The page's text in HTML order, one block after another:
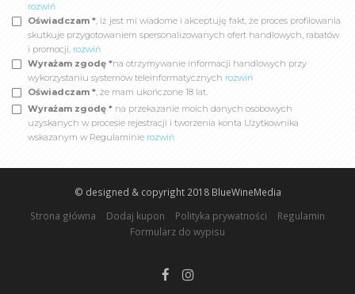
rozwiń
Oświadczam *, iż jest mi wiadome i akceptuję fakt, że proces profilowania
skutkuje przygotowaniem spersonalizowanych ofert handlowych, rabatów
i promocji, rozwiń
Wyrażam zgodę *na otrzymywanie informacji handlowych przy
wykorzystaniu systemów teleinformatycznych rozwiń
Oświadczam *, że mam ukończone 18 lat.
Wyrażam zgodę * na przekazanie moich danych osobowych
uzyskanych w procesie rejestracji i tworzenia konta Użytkownika
wskazanym w Regulaminie rozwiń
© designed & copyright 2018 BlueWineMedia
Strona główna
Dodaj kupon Polityka prywatności
Regulamin
Formularz do wypisu